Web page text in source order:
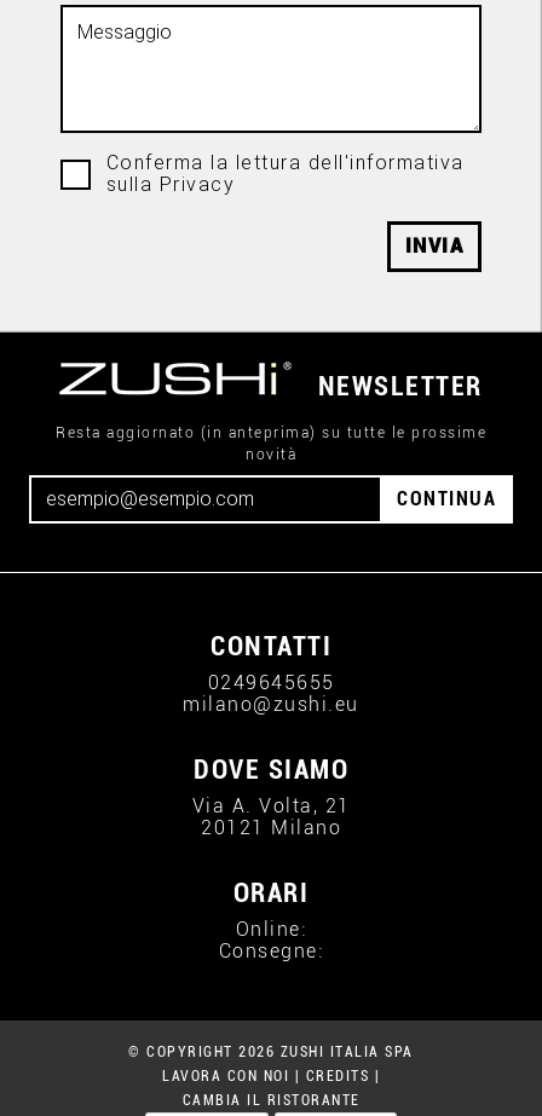
Conferma la lettura dell'informativa
sulla Privacy
INVIA
NEWSLETTER
Resta aggiornato (in anteprima) su tutte le prossime
novità
CONTINUA
CONTATTI
0249645655
milano@zushi.eu
DOVE SIAMO
Via A. Volta, 21
20121 Milano
ORARI
Online:
Consegne:
© COPYRIGHT 2026 ZUSHI ITALIA SPA
LAVORA CON NOI
CREDITS
CAMBIA IL RISTORANTE